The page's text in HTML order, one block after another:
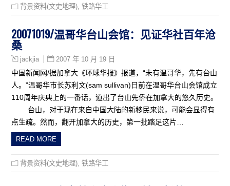
背景资料(文史地理) ,铁路华工
20071019/温哥华台山会馆：见证华社百年沧
桑
jackjia 2007 年 10 月 19 日
中国新闻网/据加拿大《环球华报》报道，“未有温哥华，先有台山
人。”温哥华市长苏利文(sam sullivan)日前在温哥华台山会馆成立
110周年庆典上的一番话，道出了台山先侨在加拿大的悠久历史。
台山，对于现在来自中国大陆的新移民来说，可能会显得有
点生疏。然而，翻开加拿大的历史，第一批踏足这片…
READ MORE
背景资料(文史地理) ,铁路华工